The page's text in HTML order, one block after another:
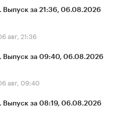
за 21:36, 06.08.2026
авг, 21:36
за 09:40, 06.08.2026
авг, 09:40
за 08:19, 06.08.2026